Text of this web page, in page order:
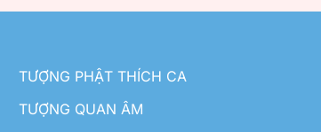
TƯỢNG PHẬT THÍCH CA
TƯỢNG QUAN ÂM